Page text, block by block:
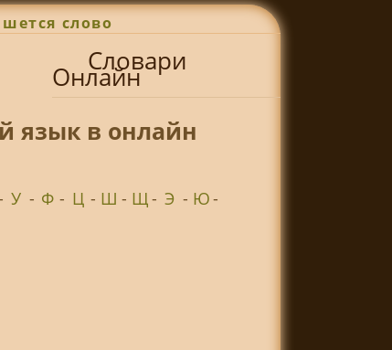
слово
Словари
Онлайн
язык в онлайн
У - Ф - Ц - Ш - Щ- Э - Ю-